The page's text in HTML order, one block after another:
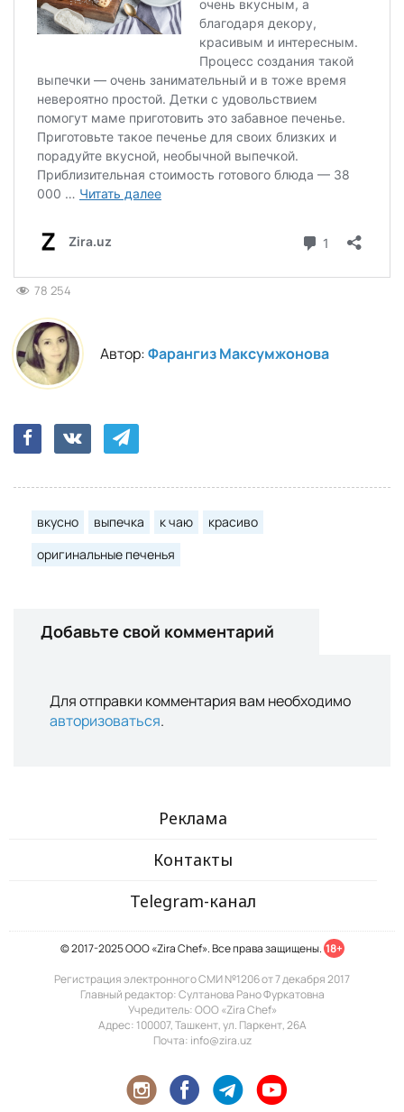
78 254
Автор:Фарангиз Максумжонова
вкусно выпечка к чаю
красиво
оригинальные печенья
Добавьте свой комментарий
Для отправки комментария вам необходимо
авторизоваться.
Реклама
Контакты
Telegram-канал
© 2017-2025 ООО «Zira Chef». Все права защищены. 18+
Регистрация электронного СМИ №1206 от 7 декабря 2017
Главный редактор: Султанова Рано Фуркатовна
Учредитель: ООО «Zira Chef»
Адрес: 100007, Ташкент, ул. Паркент, 26А
Почта: info@zira.uz